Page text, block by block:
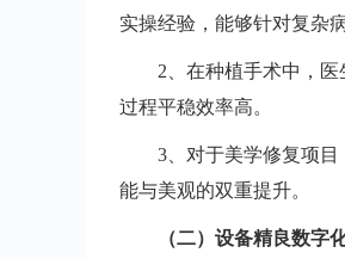
实操经验，能够针对复杂
2、在种植手术中，
过程平稳效率高。
3、对于美学修复项
能与美观的双重提升。
（二）设备精良数字